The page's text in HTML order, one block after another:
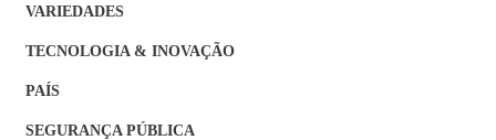
VARIEDADES
TECNOLOGIA & INOVAÇÃO
PAÍS
SEGURANÇA PÚBLICA